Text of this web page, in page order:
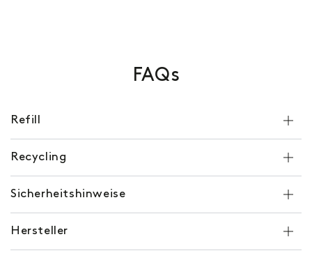
FAQs
Refill
Recycling
Sicherheitshinweise
Hersteller